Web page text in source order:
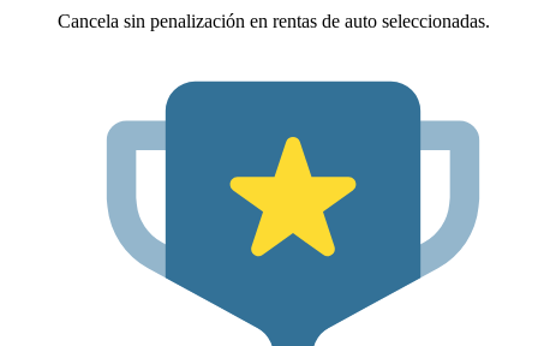
Cancela sin penalización en rentas de auto seleccionadas.